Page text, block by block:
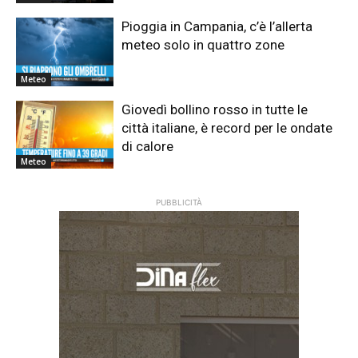
Meteo
Pioggia in Campania, c’è l’allerta
meteo solo in quattro zone
Meteo
Giovedì bollino rosso in tutte le
città italiane, è record per le ondate
di calore
PUBBLICITÀ